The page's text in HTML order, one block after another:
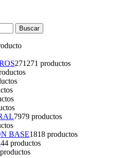
271 271 productos
7979 productos
BASE1818 productos
44 productos